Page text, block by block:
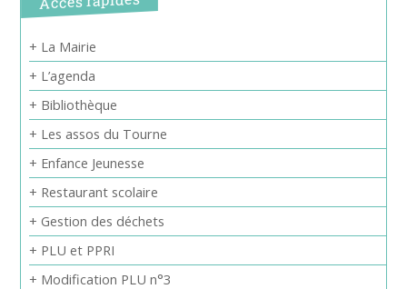
+ La Mairie
+ L’agenda
+ Bibliothèque
+ Les assos du Tourne
+ Enfance Jeunesse
+ Restaurant scolaire
+ Gestion des déchets
+ PLU et PPRI
+ Modification PLU n°3